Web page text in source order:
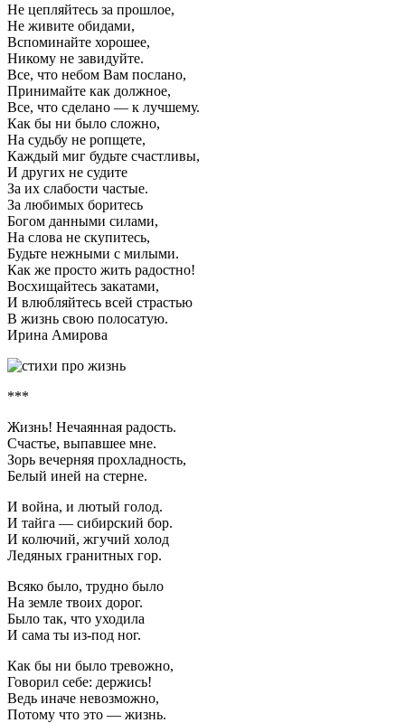
Не цепляйтесь за прошлое,
Не живите обидами,
Вспоминайте хорошее,
Никому не завидуйте.
Все, что небом Вам послано,
Принимайте как должное,
Все, что сделано — к лучшему.
Как бы ни было сложно,
На судьбу не ропщете,
Каждый миг будьте счастливы,
И других не судите
За их слабости частые.
За любимых боритесь
Богом данными силами,
На слова не скупитесь,
Будьте нежными с милыми.
Как же просто жить радостно!
Восхищайтесь закатами,
И влюбляйтесь всей страстью
В жизнь свою полосатую.
Ирина Амирова
***
Жизнь! Нечаянная радость.
Счастье, выпавшее мне.
Зорь вечерняя прохладность,
Белый иней на стерне.
И война, и лютый голод.
И тайга — сибирский бор.
И колючий, жгучий холод
Ледяных гранитных гор.
Всяко было, трудно было
На земле твоих дорог.
Было так, что уходила
И сама ты из-под ног.
Как бы ни было тревожно,
Говорил себе: держись!
Ведь иначе невозможно,
Потому что это — жизнь.